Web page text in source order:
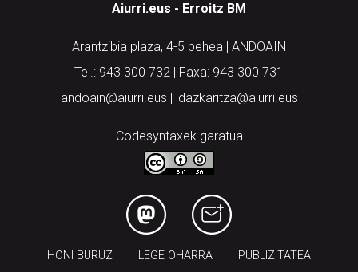
Aiurri.eus - Erroitz BM
Arantzibia plaza, 4-5 behea | ANDOAIN
Tel.: 943 300 732 | Faxa: 943 300 731
andoain@aiurri.eus | idazkaritza@aiurri.eus
Codesyntaxek garatua
HONI BURUZ LEGE OHARRA PUBLIZITATEA